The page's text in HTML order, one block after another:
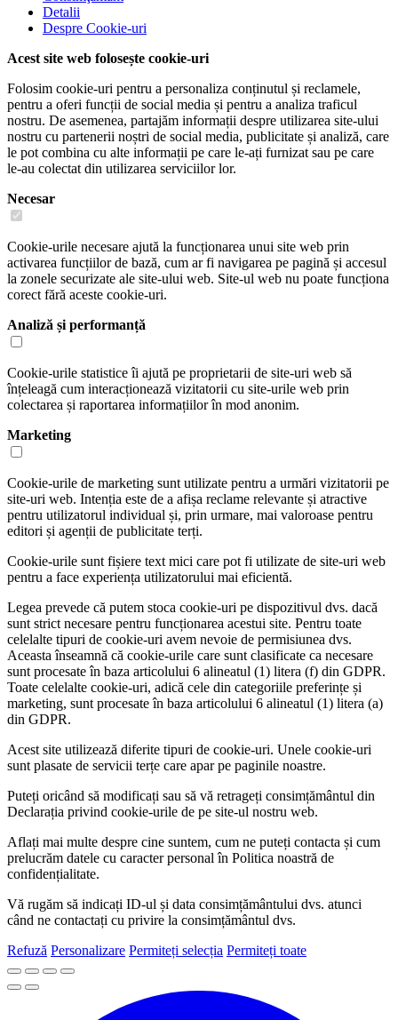
Detalii
Despre Cookie-uri
Acest site web folosește cookie-uri
Folosim cookie-uri pentru a personaliza conținutul și reclamele,
pentru a oferi funcții de social media și pentru a analiza traficul
nostru. De asemenea, partajăm informații despre utilizarea site-ului
nostru cu partenerii noștri de social media, publicitate și analiză, care
le pot combina cu alte informații pe care le-ați furnizat sau pe care
le-au colectat din utilizarea serviciilor lor.
Necesar
Cookie-urile necesare ajută la funcționarea unui site web prin
activarea funcțiilor de bază, cum ar fi navigarea pe pagină și accesul
la zonele securizate ale site-ului web. Site-ul web nu poate funcționa
corect fără aceste cookie-uri.
Analiză și performanță
Cookie-urile statistice îi ajută pe proprietarii de site-uri web să
înțeleagă cum interacționează vizitatorii cu site-urile web prin
colectarea și raportarea informațiilor în mod anonim.
Marketing
Cookie-urile de marketing sunt utilizate pentru a urmări vizitatorii pe
site-uri web. Intenția este de a afișa reclame relevante și atractive
pentru utilizatorul individual și, prin urmare, mai valoroase pentru
editori și agenții de publicitate terți.
Cookie-urile sunt fișiere text mici care pot fi utilizate de site-uri web
pentru a face experiența utilizatorului mai eficientă.
Legea prevede că putem stoca cookie-uri pe dispozitivul dvs. dacă
sunt strict necesare pentru funcționarea acestui site. Pentru toate
celelalte tipuri de cookie-uri avem nevoie de permisiunea dvs.
Aceasta înseamnă că cookie-urile care sunt clasificate ca necesare
sunt procesate în baza articolului 6 alineatul (1) litera (f) din GDPR.
Toate celelalte cookie-uri, adică cele din categoriile preferințe și
marketing, sunt procesate în baza articolului 6 alineatul (1) litera (a)
din GDPR.
Acest site utilizează diferite tipuri de cookie-uri. Unele cookie-uri
sunt plasate de servicii terțe care apar pe paginile noastre.
Puteți oricând să modificați sau să vă retrageți consimțământul din
Declarația privind cookie-urile de pe site-ul nostru web.
Aflați mai multe despre cine suntem, cum ne puteți contacta și cum
prelucrăm datele cu caracter personal în Politica noastră de
confidențialitate.
Vă rugăm să indicați ID-ul și data consimțământului dvs. atunci
când ne contactați cu privire la consimțământul dvs.
Refuză Personalizare Permiteți selecția Permiteți toate